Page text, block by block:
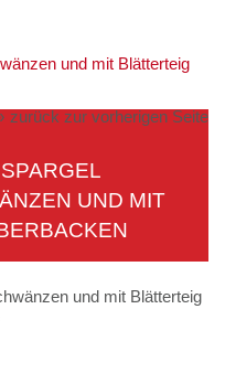
und mit Blätterteig
zurück zur vorherigen Seite
UND MIT